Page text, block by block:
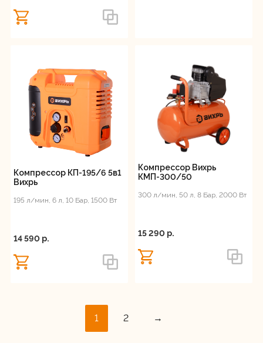
Компрессор КП-195/6 5в1
Вихрь
195 л/мин, 6 л, 10 Бар, 1500 Вт
14 590 p.
Компрессор Вихрь
КМП-300/50
300 л/мин, 50 л, 8 Бар, 2000 Вт
15 290 p.
1 2 →